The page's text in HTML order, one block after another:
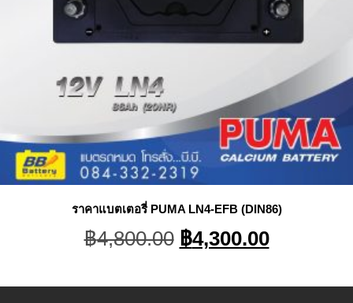
ราคาแบตเตอรี่ PUMA LN4-EFB (DIN86)
฿4,800.00 Original
price
฿4,800.00.
฿4,300.00Current
price
฿